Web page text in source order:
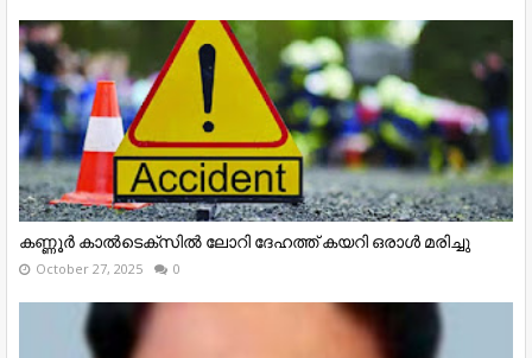
കണ്ണൂര്‍ കാല്‍ടെക്‌സില്‍ ലോറി ദേഹത്ത് കയറി ഒരാള്‍ മരിച്ചു
October 27, 2025 0